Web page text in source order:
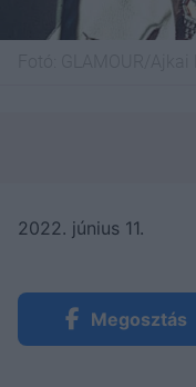
2022. június 11.
Megosztás